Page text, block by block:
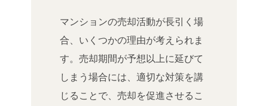
マンションの売却活動が長引く場
合、いくつかの理由が考えられま
す。売却期間が予想以上に延びて
しまう場合には、適切な対策を講
じることで、売却を促進させるこ